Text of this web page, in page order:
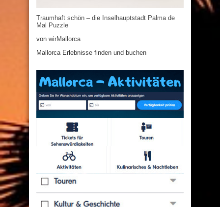
Traumhaft schön – die Inselhauptstadt Palma de
Mal Puzzle
von wirMallorca
Mallorca Erlebnisse finden und buchen